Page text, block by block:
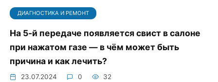
ДИАГНОСТИКА И РЕМОНТ
На 5-й передаче появляется свист в салоне
при нажатом газе — в чём может быть
причина и как лечить?
23.07.2024 0 32